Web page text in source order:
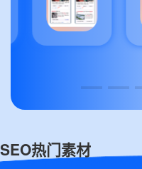
SEO热门素材